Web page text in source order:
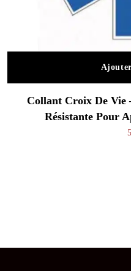
Collant Croix De Vie
Résistante Pour